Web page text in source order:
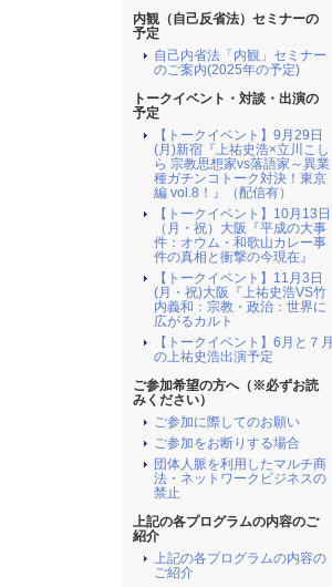
内観（自己反省法）セミナーの
予定
自己内省法「内観」セミナー
のご案内(2025年の予定)
トークイベント・対談・出演の
予定
【トークイベント】9月29日
(月)新宿『上祐史浩×立川こし
ら 宗教思想家vs落語家～異業
種ガチンコトーク対決！東京
編 vol.8！』（配信有）
【トークイベント】10月13日
（月・祝）大阪『平成の大事
件：オウム・和歌山カレー事
件の真相と衝撃の今現在』
【トークイベント】11月3日
(月・祝)大阪『上祐史浩VS竹
内義和：宗教・政治：世界に
広がるカルト
【トークイベント】6月と７月
の上祐史浩出演予定
ご参加希望の方へ（※必ずお読
みください）
ご参加に際してのお願い
ご参加をお断りする場合
団体人脈を利用したマルチ商
法・ネットワークビジネスの
禁止
上記の各プログラムの内容のご
紹介
上記の各プログラムの内容の
ご紹介